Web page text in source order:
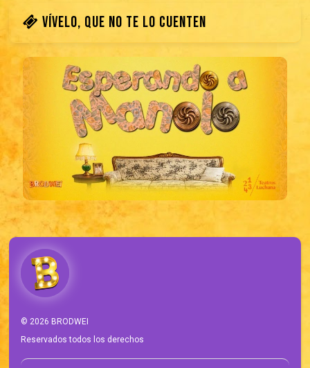
Vívelo, que no te lo cuenten
© 2026 BRODWEI
Reservados todos los derechos